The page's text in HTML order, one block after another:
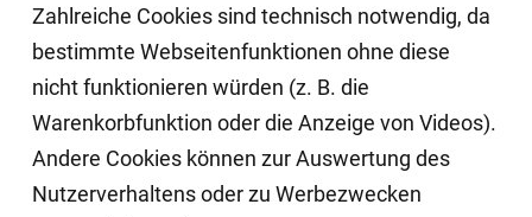
Zahlreiche Cookies sind technisch notwendig, da
bestimmte Webseitenfunktionen ohne diese
nicht funktionieren würden (z. B. die
Warenkorbfunktion oder die Anzeige von Videos).
Andere Cookies können zur Auswertung des
Nutzerverhaltens oder zu Werbezwecken